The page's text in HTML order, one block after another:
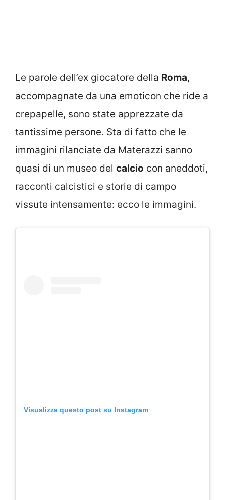
Le parole dell’ex giocatore della Roma,
accompagnate da una emoticon che ride a
crepapelle, sono state apprezzate da
tantissime persone. Sta di fatto che le
immagini rilanciate da Materazzi sanno
quasi di un museo del calcio con aneddoti,
racconti calcistici e storie di campo
vissute intensamente: ecco le immagini.
Visualizza questo post su Instagram